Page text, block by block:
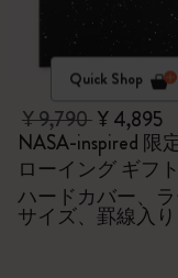
Quick Shop
¥ 9,790¥ 4,895
NASA-inspired 限定版ド
ローイング ギフ
クス
ハードカバー、
サイズ、罫線入
トブック。ブラッ